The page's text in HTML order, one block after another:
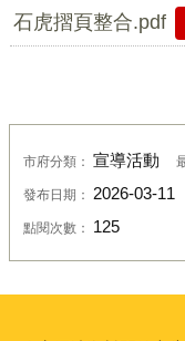
石虎摺頁整合.pdf
市府分類： 宣導活動
發布日期： 2026-03-11
點閱次數： 125